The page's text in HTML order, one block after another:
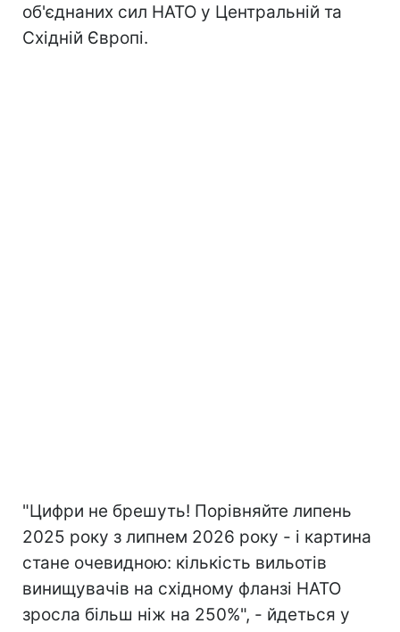
об'єднаних сил НАТО у Центральній та
Східній Європі.
"Цифри не брешуть! Порівняйте липень
2025 року з липнем 2026 року - і картина
стане очевидною: кількість вильотів
винищувачів на східному фланзі НАТО
зросла більш ніж на 250%", - йдеться у